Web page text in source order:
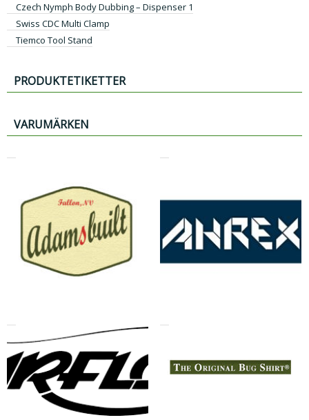
Czech Nymph Body Dubbing – Dispenser 1
Swiss CDC Multi Clamp
Tiemco Tool Stand
PRODUKTETIKETTER
VARUMÄRKEN